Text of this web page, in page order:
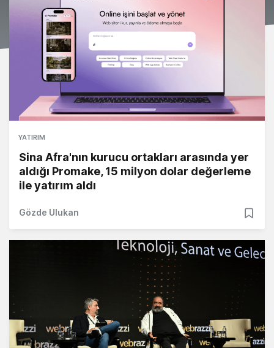
YATIRIM
Sina Afra'nın kurucu ortakları arasında yer
aldığı Promake, 15 milyon dolar değerleme
ile yatırım aldı
Gözde Ulukan